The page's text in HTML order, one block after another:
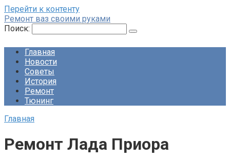
Перейти к контенту
Ремонт ваз своими руками
Поиск:
Главная
Новости
Советы
История
Ремонт
Тюнинг
Главная
Ремонт Лада Приора